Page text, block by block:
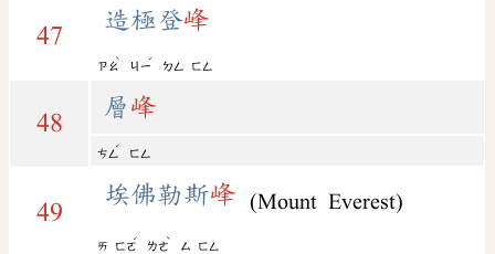
47
造極登峰
ㄗㄠ
ˋ
ㄐㄧ
ˊ
ㄉㄥ ㄈㄥ
48
層 峰
ㄘㄥ
ˊ
ㄈㄥ
49
埃佛勒斯峰 (Mount Everest)
ㄞ ㄈㄛ
ˊ
ㄌㄜ
ˋ
ㄙ ㄈㄥ